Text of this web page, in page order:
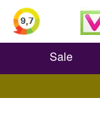
Sale